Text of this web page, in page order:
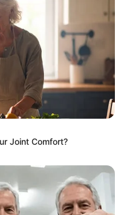
Joint Comfort?